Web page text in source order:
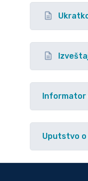
Informator
Uputstvo